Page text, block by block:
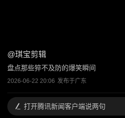
@琪宝剪辑
盘点那些猝不及防的爆笑瞬间
2026-06-22 20:06 发布于广东
打开腾讯新闻客户端说两句